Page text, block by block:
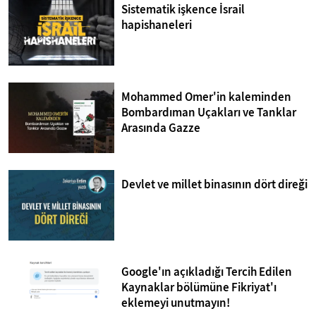
Sistematik işkence İsrail
hapishaneleri
Mohammed Omer'in kaleminden
Bombardıman Uçakları ve Tanklar
Arasında Gazze
Devlet ve millet binasının dört direği
Google'ın açıkladığı Tercih Edilen
Kaynaklar bölümüne Fikriyat'ı
eklemeyi unutmayın!